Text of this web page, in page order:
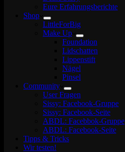
Eure Erfahrungsberichte
Shop
LittleForBig
Make Up
Foundation
Lidschatten
Lippenstift
Nägel
Pinsel
Community
User Fragen
Sissy: Facebook-Gruppe
Sissy: Facebook-Seite
ABDL: Facebbok-Gruppe
ABDL: Facebook-Seite
Tipps & Tricks
Wir testen!